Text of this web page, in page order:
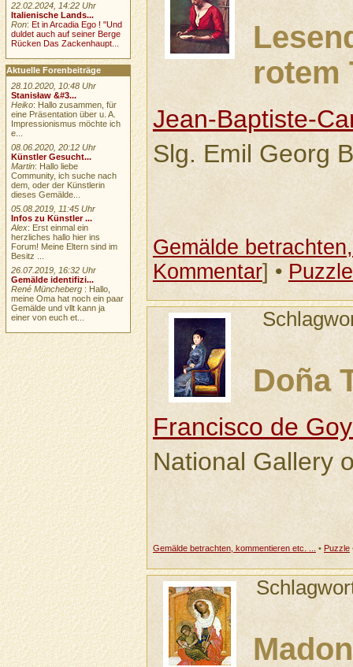
rotem
Jean-Baptiste-
Slg. Emil Georg
Gemälde
Kommentar] •Puzzle
Doña
Francisco de
National Gallery
Gemälde betrachten, kommentieren etc. ... • Puzzle
22.02.2024, 14:22 Uhr
Italienische Lands...
Ron:Et in Arcadia Ego ! "Und
duldet auch auf seiner Berge
Rücken Das Zackenhaupt...
Aktuelle Forenbeiträge
28.10.2020, 10:48 Uhr
Stanisław &#3...
Heiko: Hallo zusammen, für
eine Präsentation über u. A.
Impressionismus möchte ich
e...
08.06.2020, 20:12 Uhr
Künstler Gesucht...
Martin: Hallo liebe
Community, ich suche nach
dem, oder der Künstlerin
dieses Gemälde...
05.08.2019, 11:45 Uhr
Infos zu Künstler ...
Alex: Erst einmal ein
herzliches hallo hier ins
Forum! Meine Eltern sind im
Besitz ...
26.07.2019, 16:32 Uhr
Gemälde identifizi...
René Müncheberg : Hallo,
meine Oma hat noch ein paar
Gemälde und vllt kann ja
einer von euch et...